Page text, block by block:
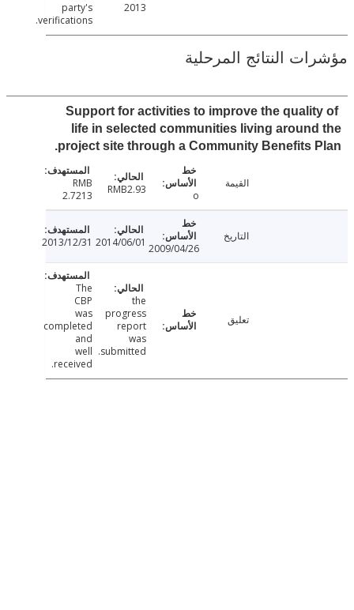
party's
verifications.
النتائج المرحلية
Support for activities to improve the
life in selected communities living
project site through a Community Benefits
RMB2.93
RMB
2.7213
2009/04/26
2014/06/01
2013/12/31
progress
report
submitted.
The
was
completed
and
well